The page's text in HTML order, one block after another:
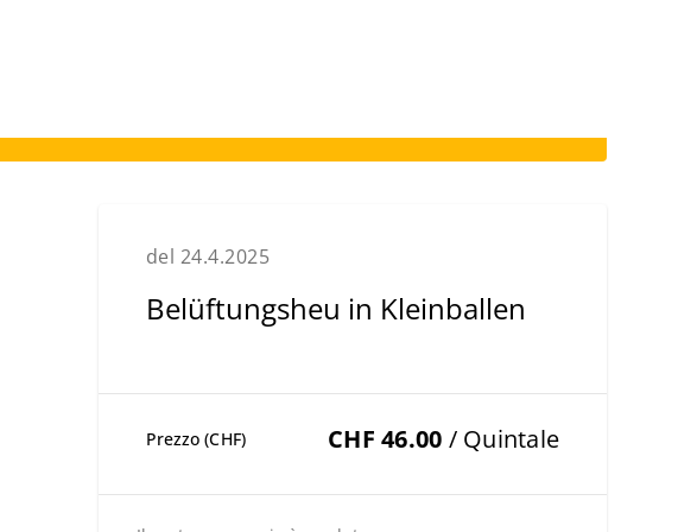
del 24.4.2025
Belüftungsheu in Kleinballen
Prezzo (CHF) CHF 46.00 / Quintale